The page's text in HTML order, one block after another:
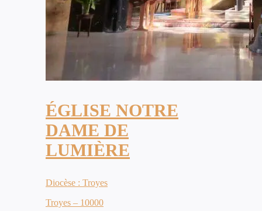
ÉGLISE NOTRE
DAME DE
LUMIÈRE
Diocèse : Troyes
Troyes – 10000